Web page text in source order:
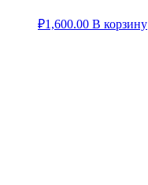
₽1,600.00 В корзину